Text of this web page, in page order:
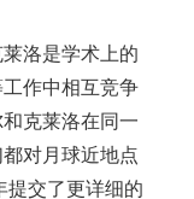
洛是学术上的
作中相互竞争
克莱洛在同一
对月球近地点
提交了更详细的